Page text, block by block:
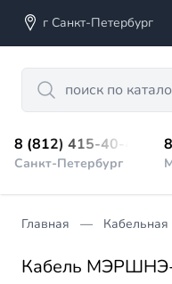
г Санкт-Петербург
Search
8 (812) 415-40-45
Санкт-Петербург
Главная Кабельная
Кабель